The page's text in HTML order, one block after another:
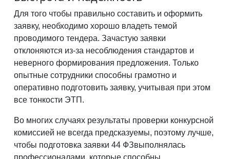
Для того чтобы правильно составить и оформить
заявку, необходимо хорошо владеть темой
проводимого тендера. Зачастую заявки
отклоняются из-за несоблюдения стандартов и
неверного формирования предложения. Только
опытные сотрудники способны грамотно и
оперативно подготовить заявку, учитывая при этом
все тонкости ЭТП.
Во многих случаях результаты проверки конкурсной
комиссией не всегда предсказуемы, поэтому лучше,
чтобы подготовка заявки 44 ФЗвыполнялась
профессионалами, которые способны